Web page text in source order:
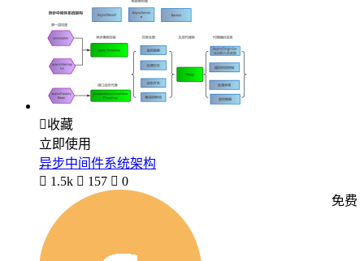
收藏
立即使用
异步中间件系统架构
 1.5k  157  0
免费